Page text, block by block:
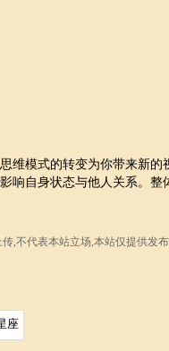
维模式的转变为你带来新的
响自身状态与他人关系。整
传,不代表本站立场,本站仅提供发